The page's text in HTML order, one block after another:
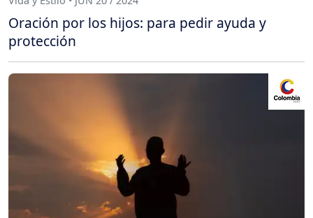
Oración por los hijos: para pedir ayuda y
protección